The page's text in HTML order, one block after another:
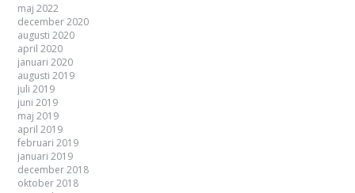
maj 2022
december 2020
augusti 2020
april 2020
januari 2020
augusti 2019
juli 2019
juni 2019
maj 2019
april 2019
februari 2019
januari 2019
december 2018
oktober 2018